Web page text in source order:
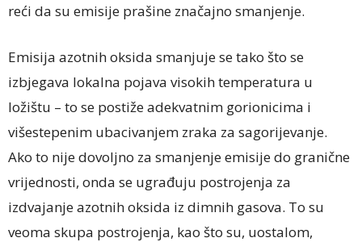
reći da su emisije prašine značajno smanjenje.
Emisija azotnih oksida smanjuje se tako što se
izbjegava lokalna pojava visokih temperatura u
ložištu – to se postiže adekvatnim gorionicima i
višestepenim ubacivanjem zraka za sagorijevanje.
Ako to nije dovoljno za smanjenje emisije do granične
vrijednosti, onda se ugrađuju postrojenja za
izdvajanje azotnih oksida iz dimnih gasova. To su
veoma skupa postrojenja, kao što su, uostalom,